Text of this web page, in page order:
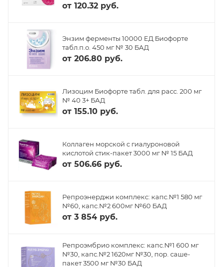
от 120.32 руб.
Энзим ферменты 10000 ЕД Биофорте
табл.п.о. 450 мг № 30 БАД
от 206.80 руб.
Лизоцим Биофорте табл. для расс. 200 мг
№ 40 3+ БАД
от 155.10 руб.
Коллаген морской с гиалуроновой
кислотой стик-пакет 3000 мг № 15 БАД
от 506.66 руб.
Репроэнерджи комплекс: капс.№1 580 мг
№60, капс.№2 600мг №60 БАД
от 3 854 руб.
Репроэмбрио комплекс: капс.№1 600 мг
№30, капс.№2 1620мг №30, пор. саше-
пакет 3500 мг №30 БАД